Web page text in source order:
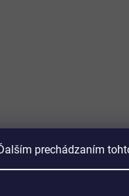
prechádzaním